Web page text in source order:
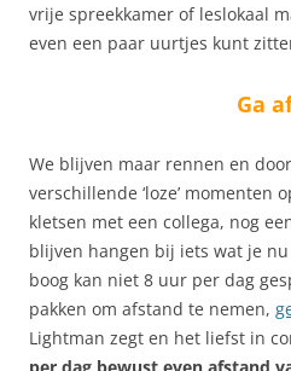
vrije spreekkamer of leslokaal
even een paar uurtjes kunt
Ga
We blijven maar rennen en
verschillende ‘loze’ momenten
kletsen met een collega, nog
blijven hangen bij iets wat je
boog kan niet 8 uur per dag
pakken om afstand te nemen,
Lightman zegt en het liefst in
per dag bewust even afstand